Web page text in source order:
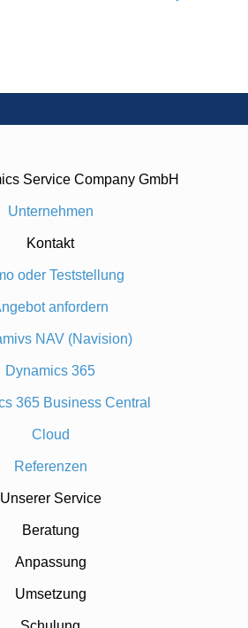
Service Company GmbH
Unternehmen
Kontakt
oder Teststellung
anfordern
NAV (Navision)
Dynamics 365
365 Business Central
Cloud
Referenzen
Unserer Service
Beratung
Anpassung
Umsetzung